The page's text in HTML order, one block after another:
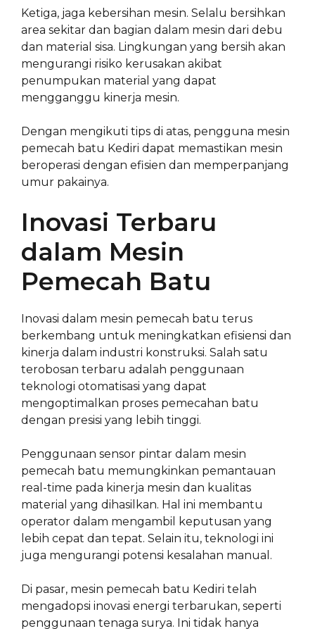
Ketiga, jaga kebersihan mesin. Selalu bersihkan
area sekitar dan bagian dalam mesin dari debu
dan material sisa. Lingkungan yang bersih akan
mengurangi risiko kerusakan akibat
penumpukan material yang dapat
mengganggu kinerja mesin.
Dengan mengikuti tips di atas, pengguna mesin
pemecah batu Kediri dapat memastikan mesin
beroperasi dengan efisien dan memperpanjang
umur pakainya.
Inovasi Terbaru
dalam Mesin
Pemecah Batu
Inovasi dalam mesin pemecah batu terus
berkembang untuk meningkatkan efisiensi dan
kinerja dalam industri konstruksi. Salah satu
terobosan terbaru adalah penggunaan
teknologi otomatisasi yang dapat
mengoptimalkan proses pemecahan batu
dengan presisi yang lebih tinggi.
Penggunaan sensor pintar dalam mesin
pemecah batu memungkinkan pemantauan
real-time pada kinerja mesin dan kualitas
material yang dihasilkan. Hal ini membantu
operator dalam mengambil keputusan yang
lebih cepat dan tepat. Selain itu, teknologi ini
juga mengurangi potensi kesalahan manual.
Di pasar, mesin pemecah batu Kediri telah
mengadopsi inovasi energi terbarukan, seperti
penggunaan tenaga surya. Ini tidak hanya